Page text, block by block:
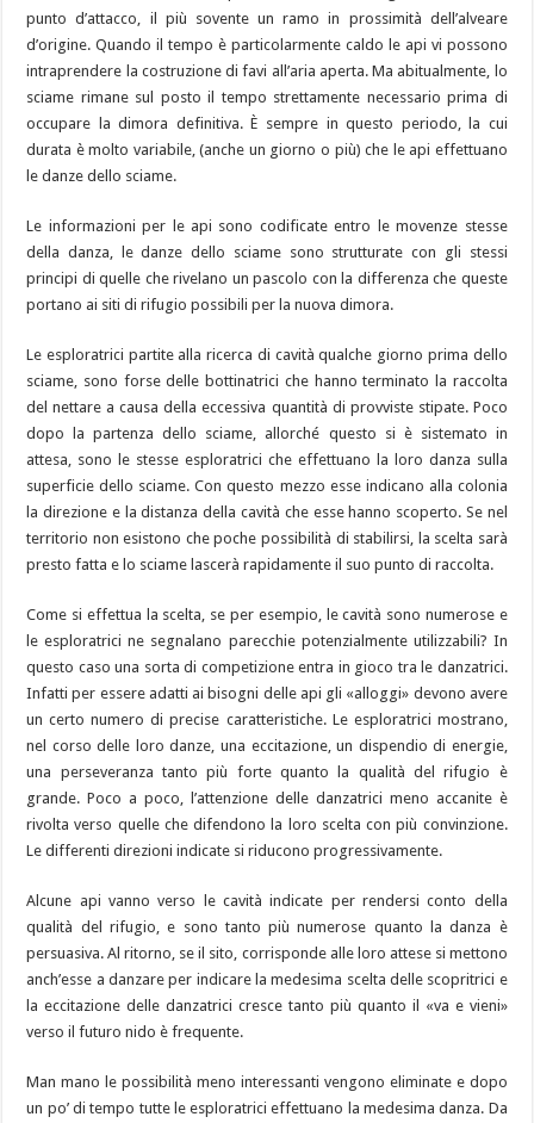
punto d’attacco, il più sovente un ramo in prossimità dell’alveare
d’origine. Quando il tempo è particolarmente caldo le api vi possono
intraprendere la costruzione di favi all’aria aperta. Ma abitualmente, lo
sciame rimane sul posto il tempo strettamente necessario prima di
occupare la dimora definitiva. È sempre in questo periodo, la cui
durata è molto variabile, (anche un giorno o più) che le api effettuano
le danze dello sciame.
Le informazioni per le api sono codificate entro le movenze stesse
della danza, le danze dello sciame sono strutturate con gli stessi
principi di quelle che rivelano un pascolo con la differenza che queste
portano ai siti di rifugio possibili per la nuova dimora.
Le esploratrici partite alla ricerca di cavità qualche giorno prima dello
sciame, sono forse delle bottinatrici che hanno terminato la raccolta
del nettare a causa della eccessiva quantità di provviste stipate. Poco
dopo la partenza dello sciame, allorché questo si è sistemato in
attesa, sono le stesse esploratrici che effettuano la loro danza sulla
superficie dello sciame. Con questo mezzo esse indicano alla colonia
la direzione e la distanza della cavità che esse hanno scoperto. Se nel
territorio non esistono che poche possibilità di stabilirsi, la scelta sarà
presto fatta e lo sciame lascerà rapidamente il suo punto di raccolta.
Come si effettua la scelta, se per esempio, le cavità sono numerose e
le esploratrici ne segnalano parecchie potenzialmente utilizzabili? In
questo caso una sorta di competizione entra in gioco tra le danzatrici.
Infatti per essere adatti ai bisogni delle api gli «alloggi» devono avere
un certo numero di precise caratteristiche. Le esploratrici mostrano,
nel corso delle loro danze, una eccitazione, un dispendio di energie,
una perseveranza tanto più forte quanto la qualità del rifugio è
grande. Poco a poco, l’attenzione delle danzatrici meno accanite è
rivolta verso quelle che difendono la loro scelta con più convinzione.
Le differenti direzioni indicate si riducono progressivamente.
Alcune api vanno verso le cavità indicate per rendersi conto della
qualità del rifugio, e sono tanto più numerose quanto la danza è
persuasiva. Al ritorno, se il sito, corrisponde alle loro attese si mettono
anch’esse a danzare per indicare la medesima scelta delle scopritrici e
la eccitazione delle danzatrici cresce tanto più quanto il «va e vieni»
verso il futuro nido è frequente.
Man mano le possibilità meno interessanti vengono eliminate e dopo
un po’ di tempo tutte le esploratrici effettuano la medesima danza. Da